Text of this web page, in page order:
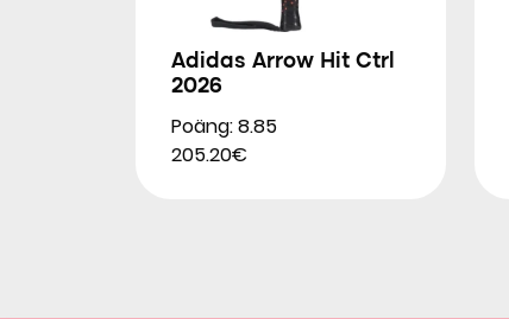
Adidas Arrow Hit Ctrl
2026
Poäng: 8.85
205.20€